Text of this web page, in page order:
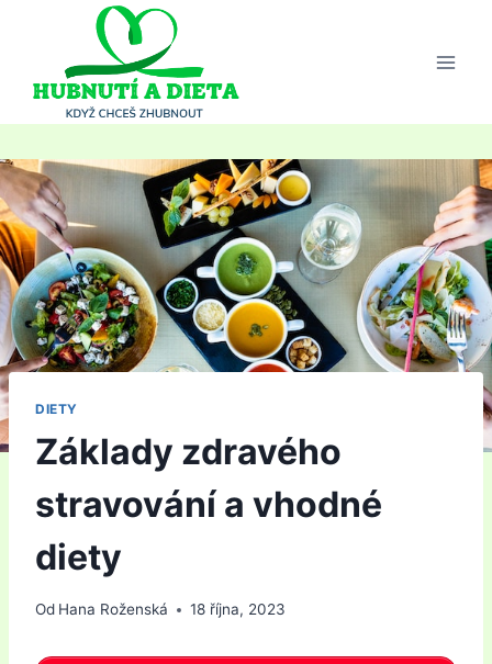
DIETY
Základy zdravého
stravování a vhodné
diety
Od Hana Roženská 18 října, 2023